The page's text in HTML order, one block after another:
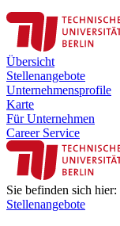
Übersicht
Stellenangebote
Unternehmensprofile
Karte
Für Unternehmen
Career Service
Sie befinden sich hier:
Stellenangebote